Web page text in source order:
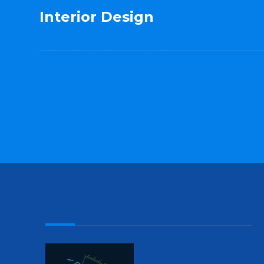
Interior Design